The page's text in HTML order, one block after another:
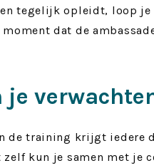
tegelijk opleidt, loop je
dat de
je
de training krijgt iedere
kun je samen met je